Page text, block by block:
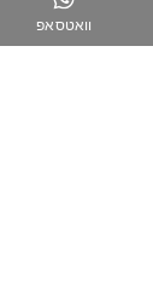
וואטסאפ